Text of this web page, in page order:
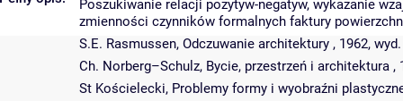
Poszukiwanie relacji pozytyw-negatyw, wykazanie
zmienności czynników formalnych faktury
S.E. Rasmussen, Odczuwanie architektury , 1962,
Ch. Norberg–Schulz, Bycie, przestrzeń i architektura ,
St Kościelecki, Problemy formy i wyobraźni